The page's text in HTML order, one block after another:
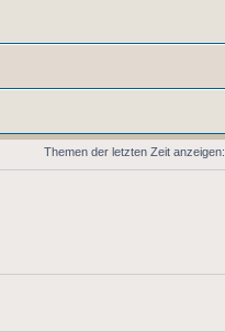
Themen der letzten Zeit anzeigen: